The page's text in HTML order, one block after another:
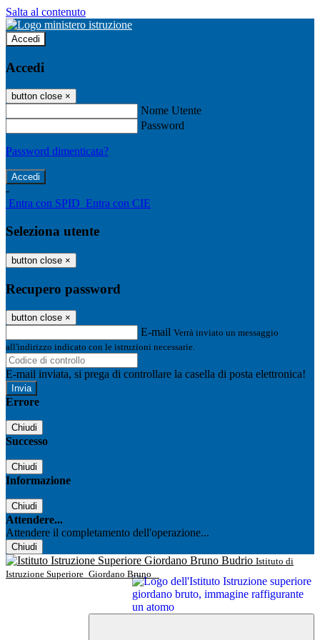
Salta al contenuto
Accedi
Accedi
button close ×
Nome Utente
Password
Password dimenticata?
-
Entra con SPID Entra con CIE
Seleziona utente
button close ×
Recupero password
button close ×
E-mail Verrà inviato un messaggio
all'indirizzo indicato con le istruzioni necessarie.
E-mail inviata, si prega di controllare la casella di posta elettronica!
Errore
Chiudi
Successo
Chiudi
Informazione
Chiudi
Attendere...
Attendere il completamento dell'operazione...
Chiudi
Istituto di
Istruzione Superiore Giordano Bruno